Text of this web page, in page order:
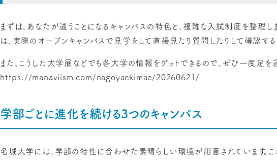
まずは、あなたが通うことになるキャンパスの特色と、複雑な入試制度を整理しま
は、実際のオープンキャンパスで見学をして直接見たり質問したりして確認する
また、こうした大学展などでも各大学の情報をゲットできるので、ぜひ一度足を
https://manaviism.com/nagoyaekimae/20260621/
学部ごとに進化を続ける3つのキャンパス
名城大学には、学部の特性に合わせた素晴らしい環境が用意されています。